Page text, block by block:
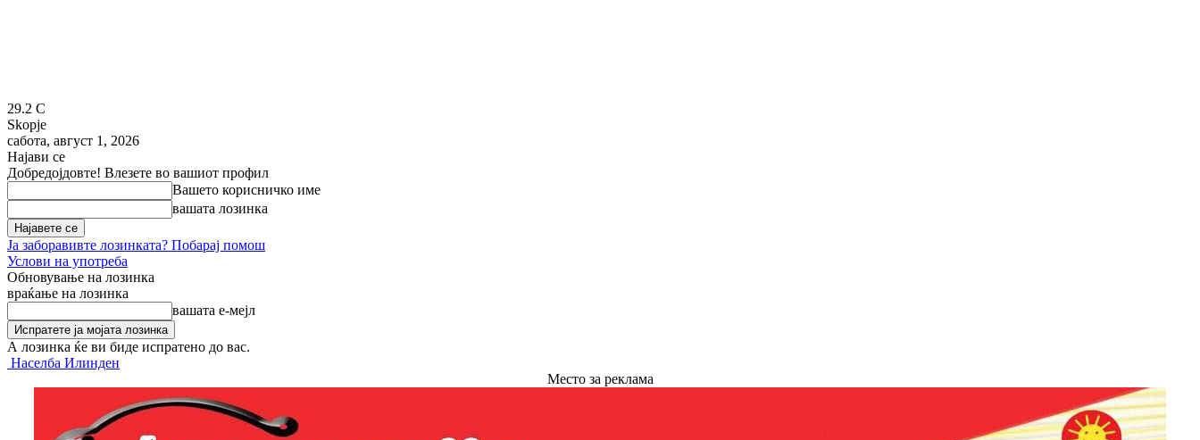
29.2 C
Skopje
сабота, август 1, 2026
Најави се
Добредојдовте! Влезете во вашиот профил
Вашето корисничко име
вашата лозинка
Ја заборавивте лозинката? Побарај помош
Услови на употреба
Обновување на лозинка
враќање на лозинка
вашата е-мејл
А лозинка ќе ви биде испратено до вас.
Населба Илинден
Место за реклама